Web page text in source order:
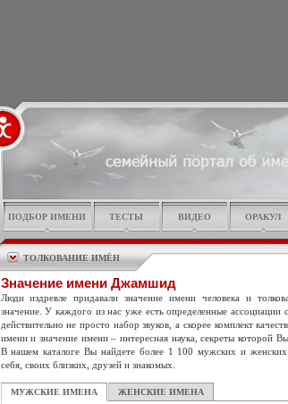
ПОДБОР ИМЕНИ ТЕСТЫ ВИДЕО ОРАКУЛ
ТОЛКОВАНИЕ ИМЁН
Значение имени Джамшид
Люди издревле придавали значение имени человека и
значение. У каждого из нас уже есть определенные
действительно не просто набор звуков, а скорее комплект
имени и значение имени – интересная наука, секреты которой Вы
В нашем каталоге Вы найдете более 1 100 мужских и
себя, своих близких, друзей и знакомых.
МУЖСКИЕ ИМЕНА ЖЕНСКИЕ ИМЕНА